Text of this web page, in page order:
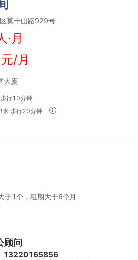
莫干山路929号
月
/月
大厦
行10分钟
米 步行20分钟
于1个，租期大于6个月
费、家具、水电、咖啡茶水、日常清洁、
室
顾问
13220165856